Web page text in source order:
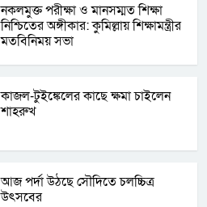
নকলমুক্ত পরীক্ষা ও মানসম্মত শিক্ষা
নিশ্চিতের অঙ্গীকার: কুমিল্লায় শিক্ষামন্ত্রীর
মতবিনিময় সভা
কাজল-টুইঙ্কেলের কাছে ক্ষমা চাইলেন
শাহরুখ
আজ পর্দা উঠছে সৌদিতে চলচ্চিত্র
উৎসবের